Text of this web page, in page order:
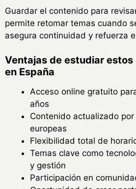
Guardar el contenido para
permite retomar temas cuando
asegura continuidad y refuerza
Ventajas de estudiar
en España
Acceso online gratuito
años
Contenido actualizado
europeas
Flexibilidad total de
Temas clave como
y gestión
Participación en